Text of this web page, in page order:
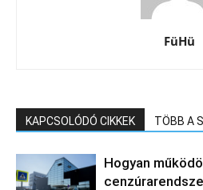
FüHü
KAPCSOLÓDÓ CIKKEK TÖBB A
Hogyan